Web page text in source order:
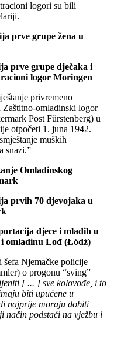
logori su bili
prve grupe žena u
prve grupe dječaka i
logor Moringen
privremeno
Zaštitno-omladinski logor
Post Fürstenberg) u
otpočeti 1. juna 1942.
muških
snazi.”
Omladinskog
prvih 70 djevojaka u
djece i mladih u
omladinu Lođ (Łódź)
Njemačke policije
o progonu “sving”
[ ... ] sve kolovođe, i to
biti upućene u
najprije moraju dobiti
način podstaći na vježbu i